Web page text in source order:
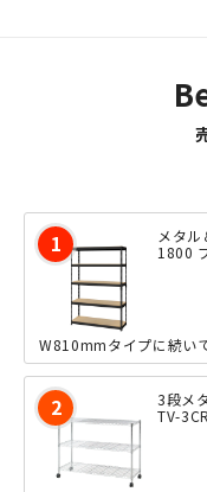
メタ
1800
3段メ
TV-